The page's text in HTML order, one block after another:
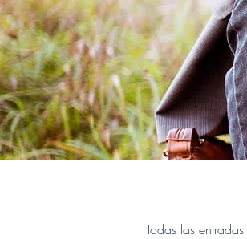
Todas las entradas